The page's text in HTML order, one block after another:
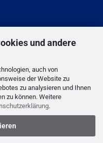
und andere
auch von
der Website zu
zu analysieren und Ihnen
zu können. Weitere
.